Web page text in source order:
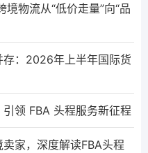
物流从“低价走量”向“品
：2026年上半年国际货
领 FBA 头程服务新征程
家，深度解读FBA头程